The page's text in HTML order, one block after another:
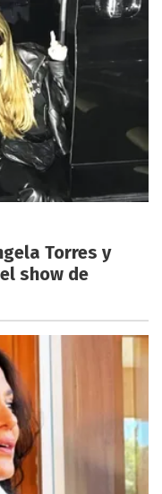
Torres y
show de